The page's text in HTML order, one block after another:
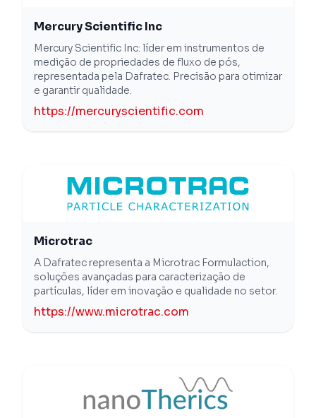
Mercury Scientific Inc
Mercury Scientific Inc: líder em instrumentos de
medição de propriedades de fluxo de pós,
representada pela Dafratec. Precisão para otimizar
e garantir qualidade.
https://mercuryscientific.com
Microtrac
A Dafratec representa a Microtrac Formulaction,
soluções avançadas para caracterização de
partículas, líder em inovação e qualidade no setor.
https://www.microtrac.com